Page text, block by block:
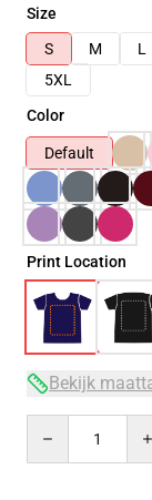
Size
S
M L
5XL
Color
Default
Print Location
Bekijk